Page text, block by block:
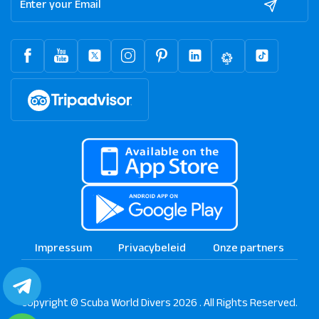
dat je geen sterke stromingen of extreme dieptes...
Lees meer
Shabrour Umm Gammar
DEPTH: 40 m
Reef
Een site die een voorbeeld biedt van uitzonderlijke natuurlijke
onderwaterschoonheid. Het rif bestaat uit een koraaltuin, een
DEPTH: 5 - 32 m
Wrak
Duiken op de Kimon M biedt een intrigerende ervaring. Het
puinveld geworden dat verspreid ligt over het... Lees meer
Chrisoula K
DEPTH: 5 - 32 m
Impressum Privacybeleid Onze partners
Copyright © Scuba World Divers 2026 . All Rights Reserved.